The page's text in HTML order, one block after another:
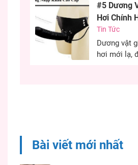
cứu cánh
em khô âm
dụng hiệu
dụng gel
cách quyết
#5 Dương
Hơi Chính
Khẩu Cao
Tin Tức
Dương vật
hơi mới lạ,
bơm...
Bài viết mới nhất